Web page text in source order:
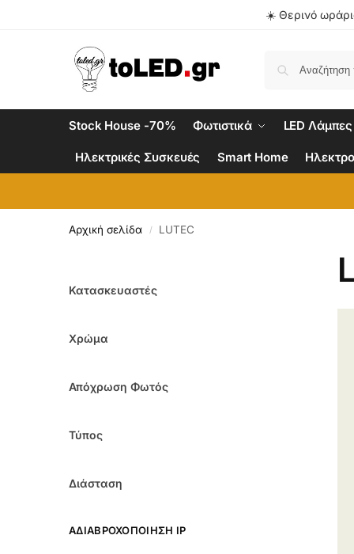
☀️ Θερινό
Stock House -70% Φωτιστικά LED Λάμπες
Ηλεκτρικές Συσκευές Smart Home
Αρχική σελίδα / LUTEC
Κατασκευαστές
Χρώμα
Απόχρωση Φωτός
Τύπος
Διάσταση
ΑΔΙΑΒΡΟΧΟΠΟΊΗΣΗ IP